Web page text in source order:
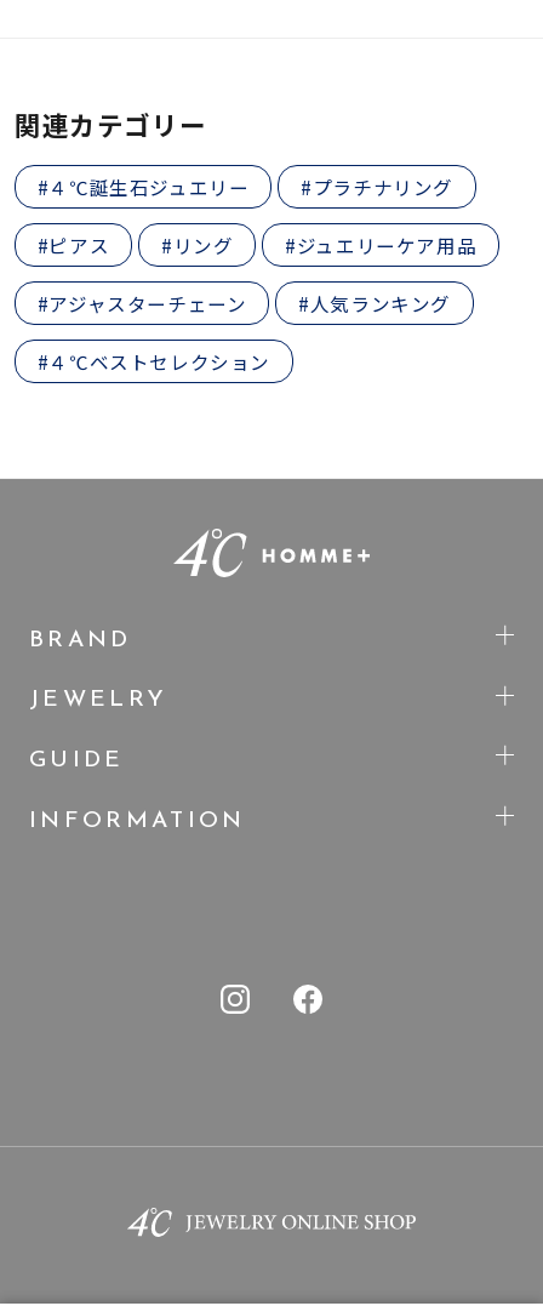
関連カテゴリー
#４℃誕生石ジュエリー #プラチナリング
#ピアス #リング #ジュエリーケア用品
#アジャスターチェーン #人気ランキング
#４℃ベストセレクション
BRAND
JEWELRY
GUIDE
INFORMATION